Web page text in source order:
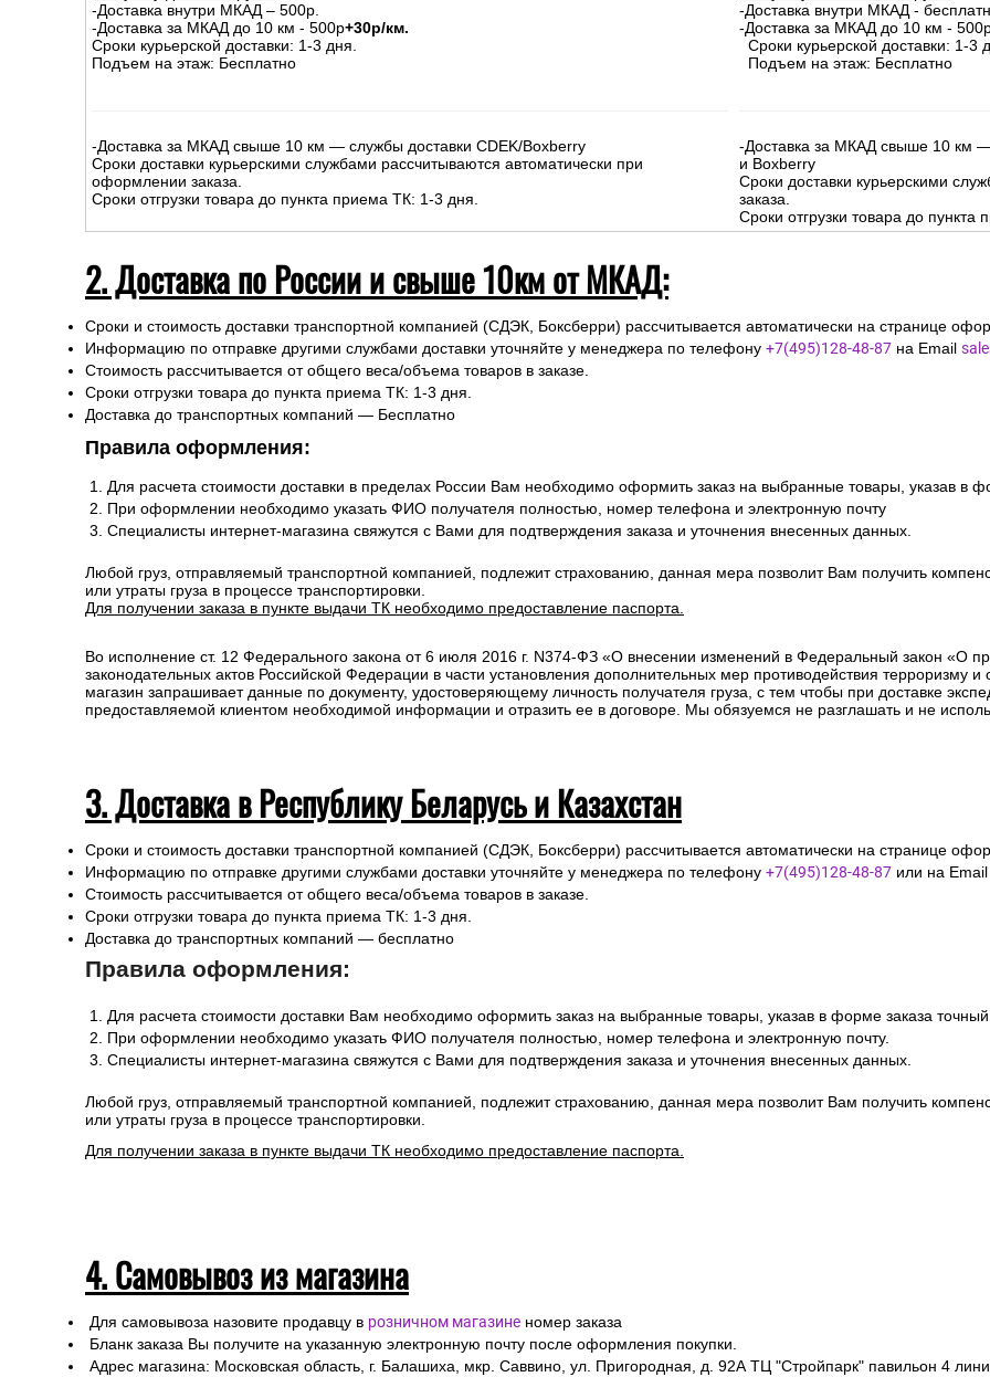
-Доставка внутри МКАД – 500р.
-Доставка за МКАД до 10 км - 500р+30р/км.
Сроки курьерской доставки: 1-3 дня.
Подъем на этаж: Бесплатно
-Доставка за МКАД свыше 10 км — службы доставки CDEK/Boxberry
Сроки доставки курьерскими службами рассчитываются автоматически при
оформлении заказа.
Сроки отгрузки товара до пункта приема ТК: 1-3 дня.
-Доставка внутри МКАД -
-Доставка за МКАД до 10 км -
Сроки курьерской доставки: 1-3
Подъем на этаж: Бесплатно
-Доставка за МКАД свыше 10 км —
и Boxberry
Сроки доставки курьерскими
заказа.
Сроки отгрузки товара до
2. Доставка по России и свыше 10км от МКАД:
Сроки и стоимость доставки транспортной компанией (СДЭК, Боксберри) рассчитывается автоматически на странице
Информацию по отправке другими службами доставки уточняйте у менеджера по телефону +7(495)128-48-87 на Email
Стоимость рассчитывается от общего веса/объема товаров в заказе.
Сроки отгрузки товара до пункта приема ТК: 1-3 дня.
Доставка до транспортных компаний — Бесплатно
Правила оформления:
Для расчета стоимости доставки в пределах России Вам необходимо оформить заказ на выбранные товары, указав в
При оформлении необходимо указать ФИО получателя полностью, номер телефона и электронную почту
Специалисты интернет-магазина свяжутся с Вами для подтверждения заказа и уточнения внесенных данных.
Любой груз, отправляемый транспортной компанией, подлежит страхованию, данная мера позволит Вам получить
или утраты груза в процессе транспортировки.
Для получении заказа в пункте выдачи ТК необходимо предоставление паспорта.
Во исполнение ст. 12 Федерального закона от 6 июля 2016 г. N374-ФЗ «О внесении изменений в Федеральный закон «О
законодательных актов Российской Федерации в части установления дополнительных мер противодействия терроризму
магазин запрашивает данные по документу, удостоверяющему личность получателя груза, с тем чтобы при доставке
предоставляемой клиентом необходимой информации и отразить ее в договоре. Мы обязуемся не разглашать и не
3. Доставка в Республику Беларусь и Казахстан
Сроки и стоимость доставки транспортной компанией (СДЭК, Боксберри) рассчитывается автоматически на странице
Информацию по отправке другими службами доставки уточняйте у менеджера по телефону +7(495)128-48-87 или на
Стоимость рассчитывается от общего веса/объема товаров в заказе.
Сроки отгрузки товара до пункта приема ТК: 1-3 дня.
Доставка до транспортных компаний — бесплатно
Правила оформления:
Для расчета стоимости доставки Вам необходимо оформить заказ на выбранные товары, указав в форме заказа
При оформлении необходимо указать ФИО получателя полностью, номер телефона и электронную почту.
Специалисты интернет-магазина свяжутся с Вами для подтверждения заказа и уточнения внесенных данных.
Любой груз, отправляемый транспортной компанией, подлежит страхованию, данная мера позволит Вам получить
или утраты груза в процессе транспортировки.
Для получении заказа в пункте выдачи ТК необходимо предоставление паспорта.
4. Самовывоз из магазина
Для самовывоза назовите продавцу в розничном магазине номер заказа
Бланк заказа Вы получите на указанную электронную почту после оформления покупки.
Адрес магазина: Московская область, г. Балашиха, мкр. Саввино, ул. Пригородная, д. 92А ТЦ "Стройпарк" павильон 4